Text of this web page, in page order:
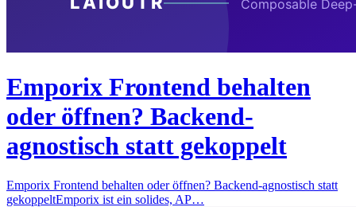
Emporix Frontend behalten
oder öffnen? Backend-
agnostisch statt gekoppelt
Emporix Frontend behalten oder öffnen? Backend-agnostisch statt
gekoppeltEmporix ist ein solides, AP…